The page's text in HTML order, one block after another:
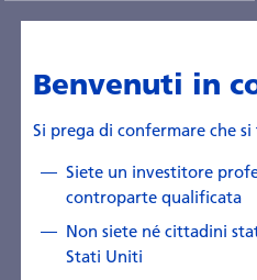
Aspetti
Informazioni
Benvenuti in
Si prega di confermare che
Siete un investitore
controparte qualificata
Non siete né cittadini
Stati Uniti